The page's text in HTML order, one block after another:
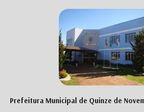
Prefeitura Municipal de Quinze de